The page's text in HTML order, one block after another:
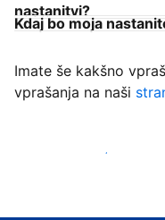
nastanitvi?
Kdaj bo moja
Imate še kakšno
vprašanja na naši
Začni sprejemati